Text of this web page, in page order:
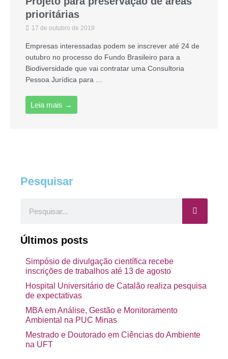
prioritárias
17 de outubro de 2019
Empresas interessadas podem se inscrever até 24 de
outubro no processo do Fundo Brasileiro para a
Biodiversidade que vai contratar uma Consultoria
Pessoa Jurídica para ...
Leia mais →
Pesquisar
Últimos posts
Simpósio de divulgação científica recebe
inscrições de trabalhos até 13 de agosto
Hospital Universitário de Catalão realiza pesquisa
de expectativas
MBA em Análise, Gestão e Monitoramento
Ambiental na PUC Minas
Mestrado e Doutorado em Ciências do Ambiente
na UFT